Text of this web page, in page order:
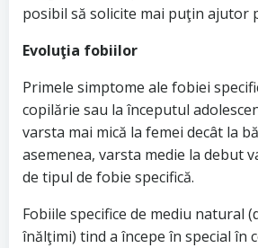
posibil să solicite mai puţin ajutor
Evoluţia fobiilor
Primele simptome ale fobiei
copilărie sau la începutul
varsta mai mică la femei decât la
asemenea, varsta medie la debut
de tipul de fobie specifică.
Fobiile specifice de mediu natural
înălţimi) tind a începe în special în